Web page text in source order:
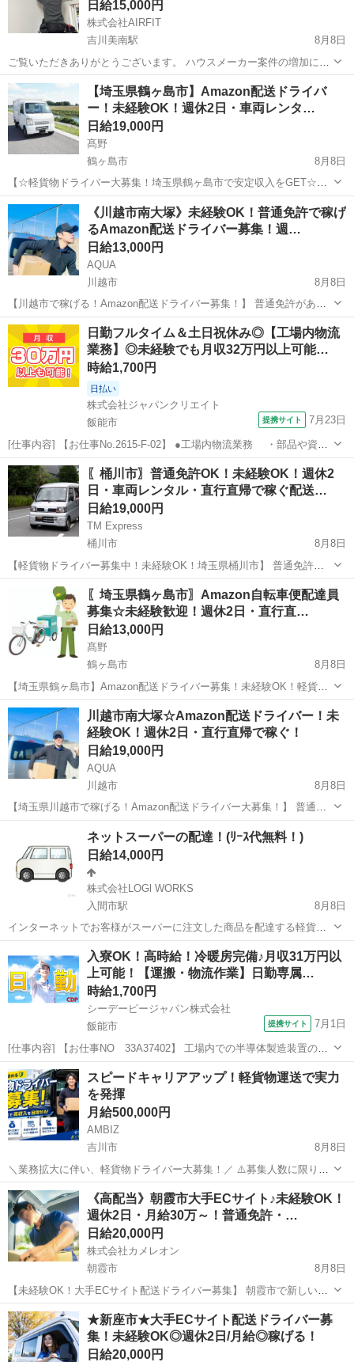
日給15,000円
株式会社AIRFIT
吉川美南駅
8月8日
ご覧いただきありがとうございます。 ハウスメーカー案件の増加に伴
い、エアコン工事スタッフを募集しています。 最初はアルバイトとし
て働いていただき、1か月以内に基本的なエアコン工事を覚えられるよ
う丁寧に指導します。 技術...
埼玉 吉川市 吉川美南駅 その他 業務委託
【埼玉県鶴ヶ島市】Amazon配送ドライバ
ー！未経験OK！週休2日・車両レンタ…
日給19,000円
髙野
鶴ヶ島市
8月8日
【☆軽貨物ドライバー大募集！埼玉県鶴ヶ島市で安定収入をGET☆】
普通免許があれば未経験OK！【充実の研修制度】で安心スタート♪個
人宅への軽量荷物配送がメインなので、体力に自信がない方や女性も
活躍できます！✨直行直帰OK、...
埼玉 鶴ヶ島市 ドライバー Amazon
《川越市南大塚》未経験OK！普通免許で稼げ
るAmazon配送ドライバー募集！週…
日給13,000円
AQUA
川越市
8月8日
【川越市で稼げる！Amazon配送ドライバー募集！】 普通免許があれ
ば未経験OK！☆軽貨物配送のお仕事です♪ 【充実の研修制度】で安心
スタート！横乗り指導もありますよ。 ☆プライベートも充実！週休2
日制で【希望月収】も...
埼玉 川越市 ドライバー Amazon
日勤フルタイム＆土日祝休み◎【工場内物流
業務】◎未経験でも月収32万円以上可能…
時給1,700円
日払い
株式会社ジャパンクリエイト
飯能市
提携サイト 7月23日
[仕事内容] 【お仕事No.2615-F-02】 ●工場内物流業務 ・部品や資材
の受け入れ ・倉庫内ピッキング ・製造工程への払い出し ・そ
の他付随する業務 ※半導体製造装置の工場内物流業務です。 ※台車や
ハンド...
埼玉 飯能市 その他
〖桶川市〗普通免許OK！未経験OK！週休2
日・車両レンタル・直行直帰で稼ぐ配送…
日給19,000円
TM Express
桶川市
8月8日
【軽貨物ドライバー募集中！未経験OK！埼玉県桶川市】 普通免許が
あれば、経験・年齢・性別・学歴・職歴不問！✨ 軽くて小さな荷物の
配送が中心なので、体力に自信がなくても大丈夫♪ 直行直帰OK！車両
レンタル制度あり！充実の研修...
桶川市 ドライバー 社用車
〖埼玉県鶴ヶ島市〗Amazon自転車便配達員
募集☆未経験歓迎！週休2日・直行直…
日給13,000円
髙野
鶴ヶ島市
8月8日
【埼玉県鶴ヶ島市】Amazon配送ドライバー募集！未経験OK！軽貨物
で【高収入】を目指しませんか？普通免許があればスタート可能☆週
休2日制で【プライベートも充実】！車両レンタル・直行直帰OK♪スマ
ホ操作ができれば◎！充実の研...
埼玉 鶴ヶ島市 ドライバー
川越市南大塚☆Amazon配送ドライバー！未
経験OK！週休2日・直行直帰で稼ぐ！
日給19,000円
AQUA
川越市
8月8日
【埼玉県川越市で稼げる！Amazon配送ドライバー大募集！】 普通免
許があれば未経験OK！「週休2日」でプライベートも充実♪ 軽くて小
さな荷物中心なので、女性や体力に自信がない方も安心です。直行直
帰可能！スマホ操作ができれ...
ドライバー Amazon
ネットスーパーの配達！(ﾘｰｽ代無料！)
日給14,000円
株式会社LOGl WORKS
入間市駅
8月8日
インターネットでお客様がスーパーに注文した商品を配達する軽貨物
の仕事です。 これから個人事業主として軽貨物の仕事をお考えの方に
向いております。 勿論経験者も大歓迎です。 車両は任意保険込みで無
料でリース致します。 休みの日に...
入間市駅 ドライバー ネットスーパー
入寮OK！高時給！冷暖房完備♪月収31万円以
上可能！【運搬・物流作業】日勤専属…
時給1,700円
シーデーピージャパン株式会社
飯能市
提携サイト 7月1日
[仕事内容] 【お仕事NO 33A37402】 工場内での半導体製造装置の運
搬・物流作業 ■工場内物流・部品供給スタッフ■ 半導体装置を製造し
ている工場内で、 部材の仕分け・ピッキング・部品供給を行うお仕事
です！ 未経...
埼玉 飯能市 その他
スピードキャリアアップ！軽貨物運送で実⼒
を発揮
月給500,000円
AMBIZ
吉川市
8月8日
＼業務拡大に伴い、軽貨物ドライバー大募集！／ ⚠️募集人数に限りが
ございます⚠️ 【勤務地】 埼玉県吉川市きよみ野 -------------------- 【報
酬】 月収目安28〜50万円 ※稼働日数や担当コ...
埼玉 吉川市 ドライバー 貨物
《高配当》朝霞市大手ECサイト♪未経験OK！
週休2日・月給30万～！普通免許・…
日給20,000円
株式会社カメレオン
朝霞市
8月8日
【未経験OK！大手ECサイト配送ドライバー募集】 朝霞市で新しいス
タートを切りませんか？普通免許があれば、年齢・性別・学歴・職歴
不問！未経験の方でも安心の研修制度をご用意しています→軽くて積
み込みやすい荷物が中心なので、体...
埼玉 朝霞市 ドライバー 積み込み
★新座市★大手ECサイト配送ドライバー募
集！未経験OK◎週休2日/月給◎稼げる！
日給20,000円